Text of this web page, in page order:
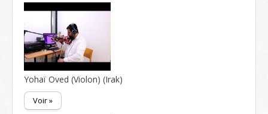
Yohaï Oved (Violon) (Irak)
Voir »